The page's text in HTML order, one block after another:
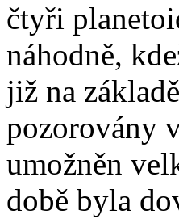
čtyři
náhodně,
již na
pozorovány
umožněn
době byla